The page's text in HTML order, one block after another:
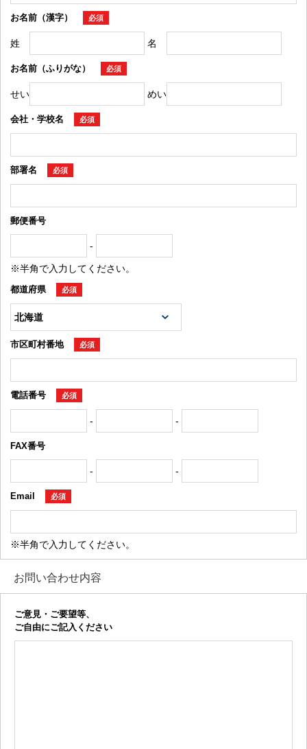
お名前（漢字） 必須
姓 名
お名前（ふりがな） 必須
せい めい
会社・学校名 必須
部署名 必須
郵便番号
-
※半角で入力してください。
都道府県 必須
市区町村番地 必須
電話番号 必須
- -
FAX番号
- -
Email 必須
※半角で入力してください。
お問い合わせ内容
ご意見・ご要望等、
ご自由にご記入ください